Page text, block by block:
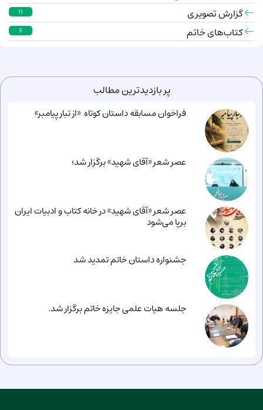
گزارش تصویری 11
کتاب‌های خاتم 6
پر بازدیدترین مطالب
فراخوان مسابقه داستان کوتاه «از تبار پیامبر»
عصر شعر «آقای شهید» برگزار شد؛
عصر شعر «آقای شهید» در خانه کتاب و ادبیات ایران
برپا می‌شود
جشنواره داستان خاتم تمدید شد
جلسه هیات علمی جایزه خاتم برگزار شد.